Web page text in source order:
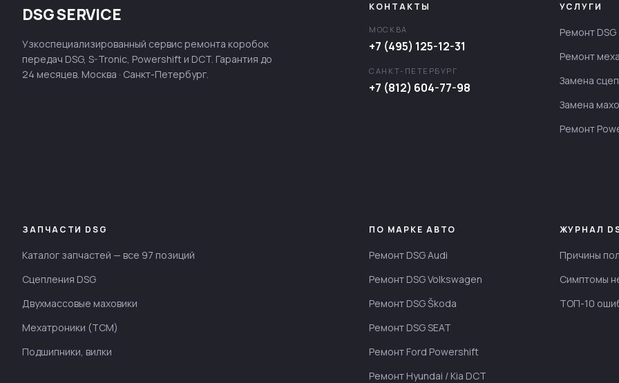
DSG SERVICE
Узкоспециализированный сервис ремонта коробок
передач DSG, S-Tronic, Powershift и DCT. Гарантия до
24 месяцев. Москва · Санкт-Петербург.
КОНТАКТЫ
МОСКВА
+7 (495) 125-12-31
САНКТ-ПЕТЕРБУРГ
+7 (812) 604-77-98
УСЛУГИ
Ремонт
Ремонт
Замена
Замена
Ремонт
ЗАПЧАСТИ DSG
Каталог запчастей — все 97 позиций
Сцепления DSG
Двухмассовые маховики
Мехатроники (TCM)
Подшипники, вилки
ПО МАРКЕ АВТО
Ремонт DSG Audi
Ремонт DSG Volkswagen
Ремонт DSG Škoda
Ремонт DSG SEAT
Ремонт Ford Powershift
Ремонт Hyundai / Kia DCT
ЖУРНАЛ
Причины
Симптомы
ТОП-10